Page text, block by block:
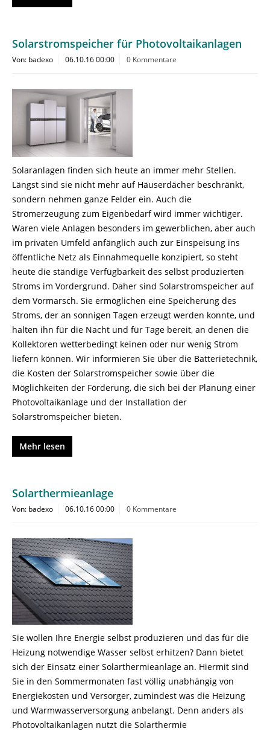
Solarstromspeicher für Photovoltaikanlagen
Von: badexo 06.10.16 00:00 0 Kommentare
Solaranlagen finden sich heute an immer mehr Stellen.
Längst sind sie nicht mehr auf Häuserdächer beschränkt,
sondern nehmen ganze Felder ein. Auch die
Stromerzeugung zum Eigenbedarf wird immer wichtiger.
Waren viele Anlagen besonders im gewerblichen, aber auch
im privaten Umfeld anfänglich auch zur Einspeisung ins
öffentliche Netz als Einnahmequelle konzipiert, so steht
heute die ständige Verfügbarkeit des selbst produzierten
Stroms im Vordergrund. Daher sind Solarstromspeicher auf
dem Vormarsch. Sie ermöglichen eine Speicherung des
Stroms, der an sonnigen Tagen erzeugt werden konnte, und
halten ihn für die Nacht und für Tage bereit, an denen die
Kollektoren wetterbedingt keinen oder nur wenig Strom
liefern können. Wir informieren Sie über die Batterietechnik,
die Kosten der Solarstromspeicher sowie über die
Möglichkeiten der Förderung, die sich bei der Planung einer
Photovoltaikanlage und der Installation der
Solarstromspeicher bieten.
Mehr lesen
Solarthermieanlage
Von: badexo 06.10.16 00:00 0 Kommentare
Sie wollen Ihre Energie selbst produzieren und das für die
Heizung notwendige Wasser selbst erhitzen? Dann bietet
sich der Einsatz einer Solarthermieanlage an. Hiermit sind
Sie in den Sommermonaten fast völlig unabhängig von
Energiekosten und Versorger, zumindest was die Heizung
und Warmwasserversorgung anbelangt. Denn anders als
Photovoltaikanlagen nutzt die Solarthermie